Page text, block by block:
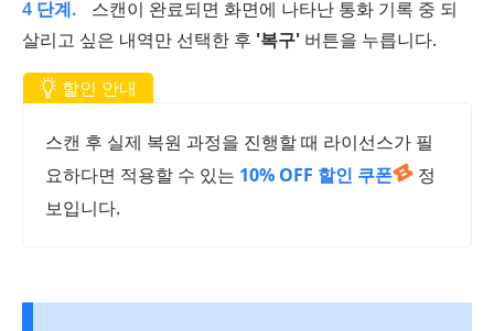
4 단계.
스캔이 완료되면 화면에 나타난 통화 기록 중 되
살리고 싶은 내역만 선택한 후 '복구' 버튼을 누릅니다.
할인 안내
스캔 후 실제 복원 과정을 진행할 때 라이선스가 필
요하다면 적용할 수 있는 10% OFF 할인 쿠폰
정
보입니다.